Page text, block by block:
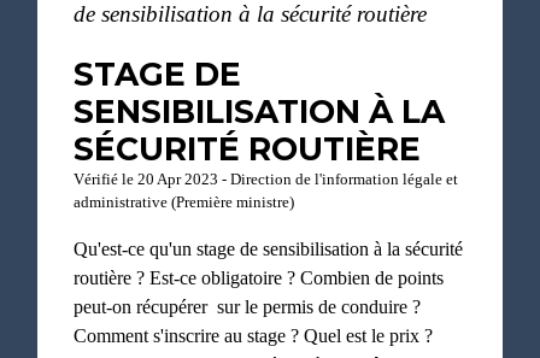
de sensibilisation à la sécurité routière
STAGE DE
SENSIBILISATION À LA
SÉCURITÉ ROUTIÈRE
Vérifié le 20 Apr 2023 - Direction de l'information légale et
administrative (Première ministre)
Qu'est-ce qu'un stage de sensibilisation à la sécurité
routière ? Est-ce obligatoire ? Combien de points
peut-on récupérer sur le permis de conduire ?
Comment s'inscrire au stage ? Quel est le prix ?